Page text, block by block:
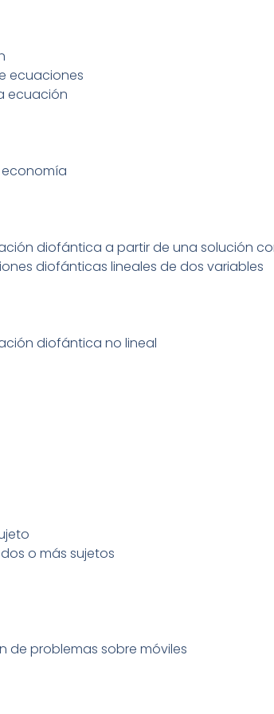
ecuaciones
ecuación
economía
diofántica a partir de una solución
diofánticas lineales de dos variables
diofántica no lineal
o más sujetos
de problemas sobre móviles